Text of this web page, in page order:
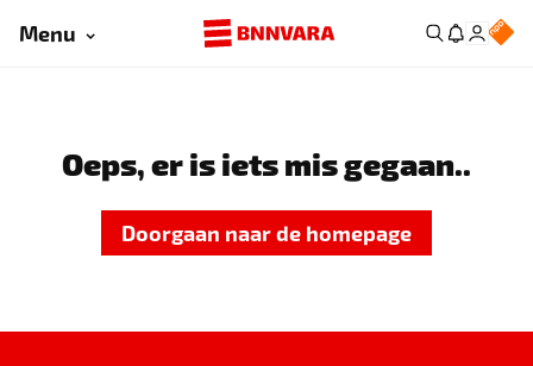
Menu
Oeps, er is iets mis gegaan..
Doorgaan naar de homepage